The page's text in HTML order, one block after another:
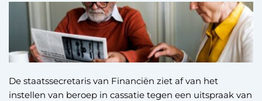
De staatssecretaris van Financiën ziet af van het
instellen van beroep in cassatie tegen een uitspraak van